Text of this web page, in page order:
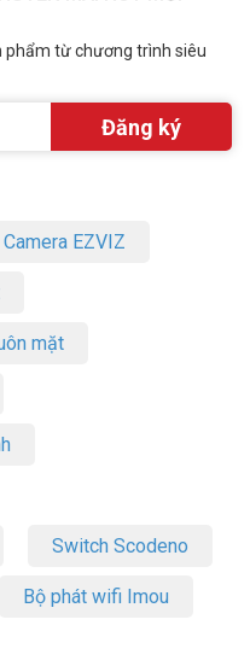
phẩm từ chương trình siêu
Camera EZVIZ
mặt
Switch Scodeno
Bộ phát wifi Imou